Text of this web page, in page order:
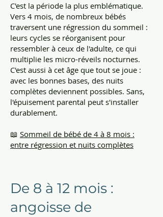
C'est la période la plus emblématique.
Vers 4 mois, de nombreux bébés
traversent une régression du sommeil :
leurs cycles se réorganisent pour
ressembler à ceux de l'adulte, ce qui
multiplie les micro-réveils nocturnes.
C'est aussi à cet âge que tout se joue :
avec les bonnes bases, des nuits
complètes deviennent possibles. Sans,
l'épuisement parental peut s'installer
durablement.
📖 Sommeil de bébé de 4 à 8 mois :
entre régression et nuits complètes
De 8 à 12 mois :
angoisse de